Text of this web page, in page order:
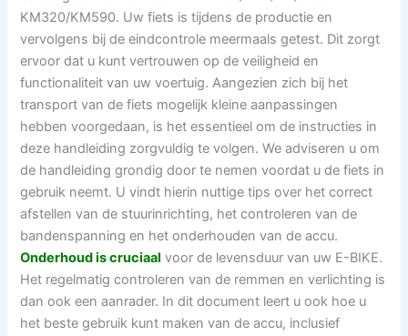
KM320/KM590. Uw fiets is tijdens de productie en
vervolgens bij de eindcontrole meermaals getest. Dit zorgt
ervoor dat u kunt vertrouwen op de veiligheid en
functionaliteit van uw voertuig. Aangezien zich bij het
transport van de fiets mogelijk kleine aanpassingen
hebben voorgedaan, is het essentieel om de instructies in
deze handleiding zorgvuldig te volgen. We adviseren u om
de handleiding grondig door te nemen voordat u de fiets in
gebruik neemt. U vindt hierin nuttige tips over het correct
afstellen van de stuurinrichting, het controleren van de
bandenspanning en het onderhouden van de accu.
Onderhoud is cruciaal voor de levensduur van uw E-BIKE.
Het regelmatig controleren van de remmen en verlichting is
dan ook een aanrader. In dit document leert u ook hoe u
het beste gebruik kunt maken van de accu, inclusief